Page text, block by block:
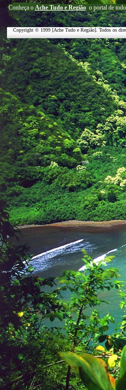
Conheça o Ache Tudo e Regiãoo portal de
Copyright © 1999 [Ache Tudo e Região]. Todos os